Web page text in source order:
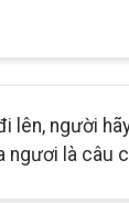
lên, người
ngươi là câu